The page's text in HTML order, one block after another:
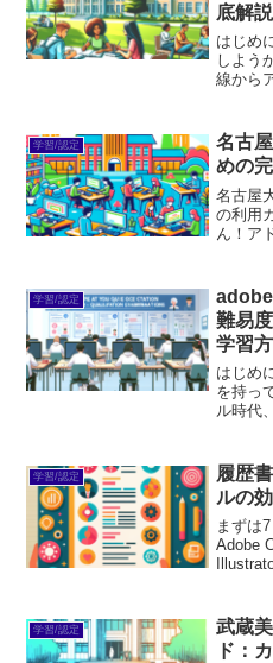
底解説
はじめ
しよう
線から
が、初
て、ど
学習/認定
名古
めの
名古屋
の利用
ん！ア
解説し
映像制
学習/認定
難易
学習
全て
はじめ
を持っ
ル時代
「どの
なせる
学習/認定
履歴
ルの
まずは
Adobe
→※...
学習/認定
武蔵
ド：